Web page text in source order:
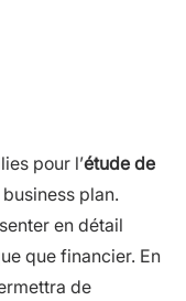
pour l’étude de
plan.
en détail
que financier. En
de